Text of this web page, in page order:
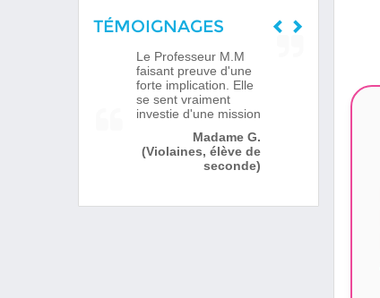
TÉMOIGNAGES
Le Professeur M.M
faisant preuve d'une
forte implication. Elle
se sent vraiment
investie d'une mission
Madame G.
(Violaines, élève de
seconde)